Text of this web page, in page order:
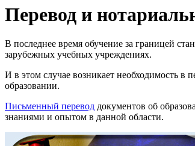
Перевод и
В последнее время обучение за границей
зарубежных учебных учреждениях.
И в этом случае возникает необходимость в
образовании.
Письменный перевод документов об
знаниями и опытом в данной области.